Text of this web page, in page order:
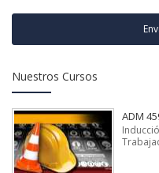
Nuestros Cursos
ADM